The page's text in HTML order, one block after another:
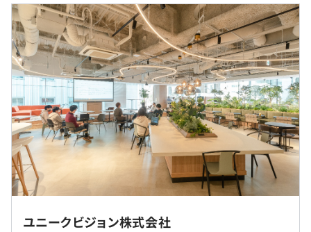
●ハッカソン、技術勉強会などチームの垣根を越えて技術
力を向上する制度があります。
● オフィスの半分がカフェスペースになっているため、
気分に合わせて執務室に限らず色々な場所で業務が可能で
す
● 適性やスキルに応じて、生成AI推進チームや、アーキ
テクチャチームなど、開発の枠を超えて活躍の幅を広げる
ことが可能です
● 国内競技プログラミングサイトにて、企業コンテスト
も複数回主催しております！
●GitHub Copilot、Gemini Pro、Claude Codeなど生成
AIを活用した開発に注力しています
◆年収
年俸制：700万～850万円
月額（12分割）：583,333～708,333円
内訳）
基本給（年）：5,333,328～6,476,184円
基本給（月）：444,444～539,682円
固定残業代（月）：138,889～168,651円
※1ヶ月あたり40時間分、超過分は別途支給
※エンジニアの平均残業時間：23.4時間（2025年実績）
※ご年収は、スキル・ご経験等を考慮し決定いたします。
ユニークビジョン株式会社